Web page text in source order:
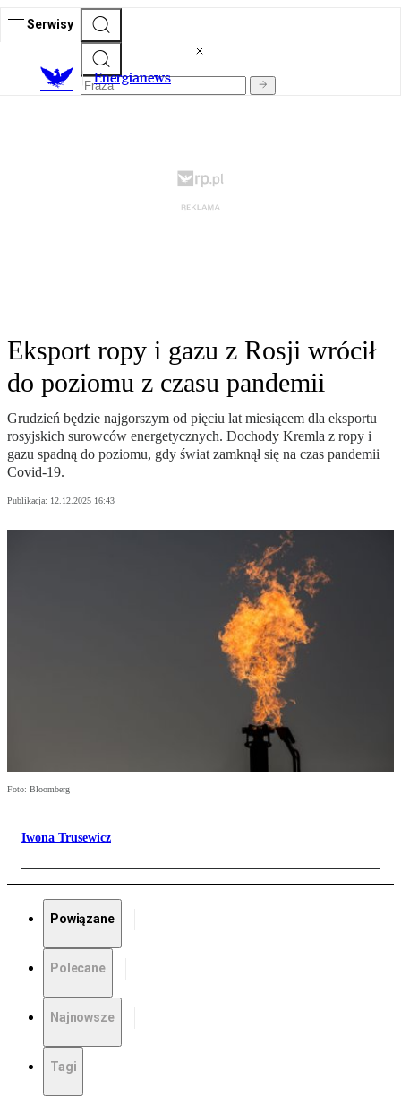
Serwisy
Energianews
Eksport ropy i gazu z Rosji wrócił
do poziomu z czasu pandemii
Grudzień będzie najgorszym od pięciu lat miesiącem dla eksportu
rosyjskich surowców energetycznych. Dochody Kremla z ropy i
gazu spadną do poziomu, gdy świat zamknął się na czas pandemii
Covid-19.
Publikacja: 12.12.2025 16:43
Foto: Bloomberg
Iwona Trusewicz
Powiązane
Polecane
Najnowsze
Tagi